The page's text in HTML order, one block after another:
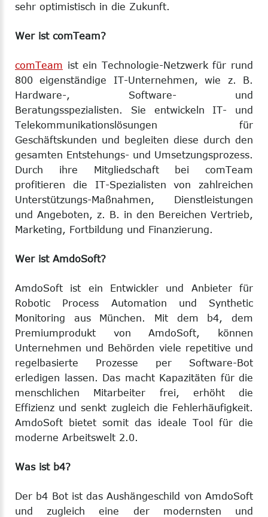
sehr optimistisch in die Zukunft.
Wer ist comTeam?
comTeam ist ein Technologie-Netzwerk für rund
800 eigenständige IT-Unternehmen, wie z. B.
Hardware-, Software- und
Beratungsspezialisten. Sie entwickeln IT- und
Telekommunikationslösungen für
Geschäftskunden und begleiten diese durch den
gesamten Entstehungs- und Umsetzungsprozess.
Durch ihre Mitgliedschaft bei comTeam
profitieren die IT-Spezialisten von zahlreichen
Unterstützungs-Maßnahmen, Dienstleistungen
und Angeboten, z. B. in den Bereichen Vertrieb,
Marketing, Fortbildung und Finanzierung.
Wer ist AmdoSoft?
AmdoSoft ist ein Entwickler und Anbieter für
Robotic Process Automation und Synthetic
Monitoring aus München. Mit dem b4, dem
Premiumprodukt von AmdoSoft, können
Unternehmen und Behörden viele repetitive und
regelbasierte Prozesse per Software-Bot
erledigen lassen. Das macht Kapazitäten für die
menschlichen Mitarbeiter frei, erhöht die
Effizienz und senkt zugleich die Fehlerhäufigkeit.
AmdoSoft bietet somit das ideale Tool für die
moderne Arbeitswelt 2.0.
Was ist b4?
Der b4 Bot ist das Aushängeschild von AmdoSoft
und zugleich eine der modernsten und